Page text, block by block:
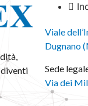
Viale
Dugnano
Sede
Via dei